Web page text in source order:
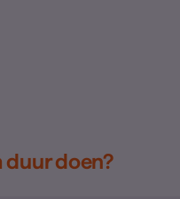
duur doen?